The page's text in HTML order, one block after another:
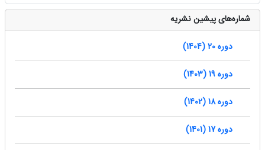
شماره‌های پیشین نشریه
دوره 20 (1404)
دوره 19 (1403)
دوره 18 (1402)
دوره 17 (1401)